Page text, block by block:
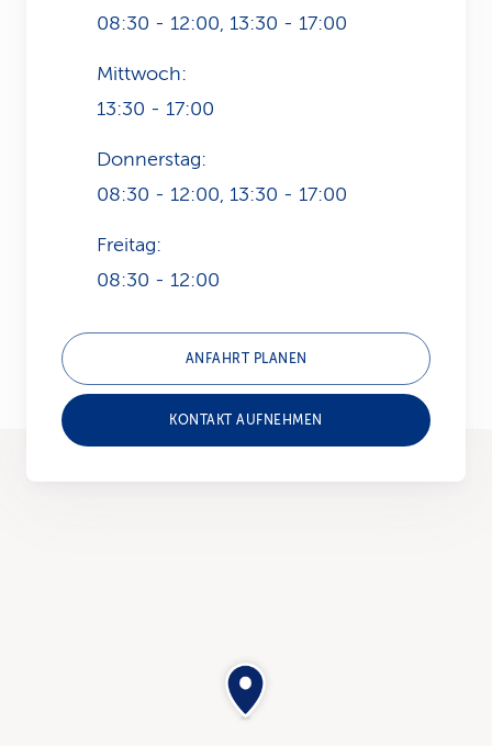
08:30 - 12:00, 13:30 - 17:00
Mittwoch:
13:30 - 17:00
Donnerstag:
08:30 - 12:00, 13:30 - 17:00
Freitag:
08:30 - 12:00
ANFAHRT PLANEN
KONTAKT AUFNEHMEN